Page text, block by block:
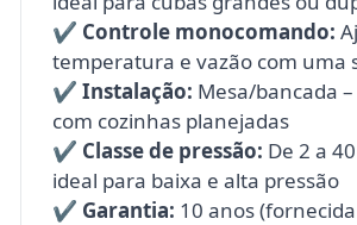
✔️ Controle monocomando:
temperatura e vazão com uma
✔️ Instalação: Mesa/bancada
com cozinhas planejadas
✔️ Classe de pressão: De 2 a
ideal para baixa e alta pressão
✔️ Garantia: 10 anos